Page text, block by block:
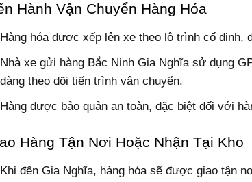
Hành Vận Chuyển Hàng Hóa
Hàng hóa được xếp lên xe theo lộ trình cố định,
Nhà xe gửi hàng Bắc Ninh Gia Nghĩa sử dụng
dàng theo dõi tiến trình vận chuyển.
Hàng được bảo quản an toàn, đặc biệt đối với
Hàng Tận Nơi Hoặc Nhận Tại Kho
Khi đến Gia Nghĩa, hàng hóa sẽ được giao tận